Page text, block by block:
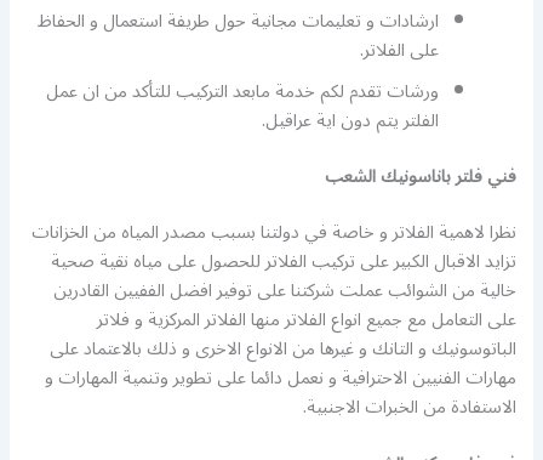
ارشادات و تعليمات مجانية حول طريفة استعمال و الحفاظ
على الفلاتر.
ورشات تقدم لكم خدمة مابعد التركيب للتأكد من ان عمل
الفلتر يتم دون اية عراقيل.
فني فلتر باناسونيك الشعب
نظرا لاهمية الفلاتر و خاصة في دولتنا بسبب مصدر المياه من الخزانات
تزايد الاقبال الكبير على تركيب الفلاتر للحصول على مياه نقية صحية
خالية من الشوائب عملت شركتنا على توفير افضل الففيين القادرين
على التعامل مع جميع انواع الفلاتر منها الفلاتر المركزية و فلاتر
الباتوسونيك و التانك و غيرها من الانواع الاخرى و ذلك بالاعتماد على
مهارات الفنيين الاحترافية و نعمل دائما على تطوير وتنمية المهارات و
الاستفادة من الخبرات الاجنبية.